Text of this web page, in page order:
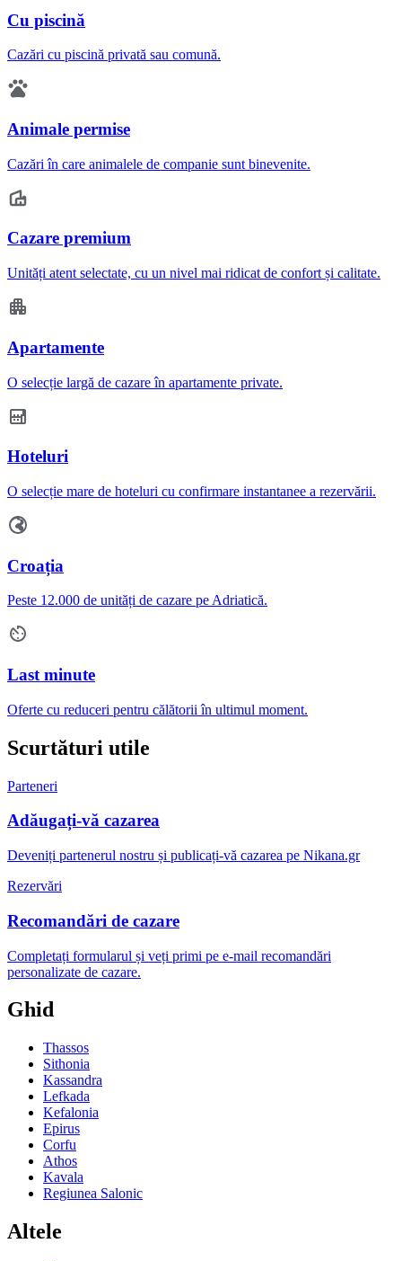
Cu piscină
Cazări cu piscină privată sau comună.
Animale permise
Cazări în care animalele de companie sunt binevenite.
Cazare premium
Unități atent selectate, cu un nivel mai ridicat de confort și calitate.
Apartamente
O selecție largă de cazare în apartamente private.
Hoteluri
O selecție mare de hoteluri cu confirmare instantanee a rezervării.
Croația
Peste 12.000 de unități de cazare pe Adriatică.
Last minute
Oferte cu reduceri pentru călătorii în ultimul moment.
Scurtături utile
Parteneri
Adăugați-vă cazarea
Deveniți partenerul nostru și publicați-vă cazarea pe Nikana.gr
Rezervări
Recomandări de cazare
Completați formularul și veți primi pe e-mail recomandări
personalizate de cazare.
Ghid
Thassos
Sithonia
Kassandra
Lefkada
Kefalonia
Epirus
Corfu
Athos
Kavala
Regiunea Salonic
Altele